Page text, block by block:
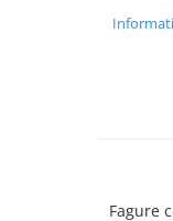
Fagure